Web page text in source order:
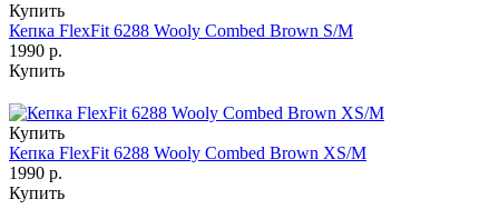
Купить
Кепка FlexFit 6288 Wooly Combed Brown S/M
1990 р.
Купить
Купить
Кепка FlexFit 6288 Wooly Combed Brown XS/M
1990 р.
Купить